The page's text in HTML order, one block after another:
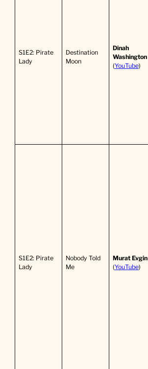
S1E2: Pirate
Lady
Destination
Moon
Dinah
Washington
(YouTube)
S1E2: Pirate
Lady
Nobody Told
Me
Murat Evgin
(YouTube)